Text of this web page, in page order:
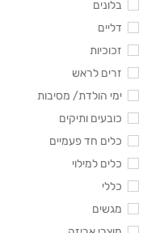
בלונים
דליים
זכוכיות
זרים לראש
ימי הולדת/ מסיבות
כובעים ותיקים
כלים חד פעמיים
כלים למילוי
כללי
מגשים